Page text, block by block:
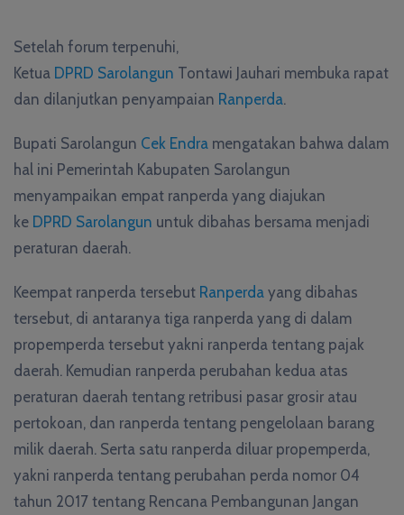
Setelah forum terpenuhi,
Ketua DPRD Sarolangun Tontawi Jauhari membuka rapat
dan dilanjutkan penyampaian Ranperda.
Bupati Sarolangun Cek Endra mengatakan bahwa dalam
hal ini Pemerintah Kabupaten Sarolangun
menyampaikan empat ranperda yang diajukan
ke DPRD Sarolangun untuk dibahas bersama menjadi
peraturan daerah.
Keempat ranperda tersebut Ranperda yang dibahas
tersebut, di antaranya tiga ranperda yang di dalam
propemperda tersebut yakni ranperda tentang pajak
daerah. Kemudian ranperda perubahan kedua atas
peraturan daerah tentang retribusi pasar grosir atau
pertokoan, dan ranperda tentang pengelolaan barang
milik daerah. Serta satu ranperda diluar propemperda,
yakni ranperda tentang perubahan perda nomor 04
tahun 2017 tentang Rencana Pembangunan Jangan